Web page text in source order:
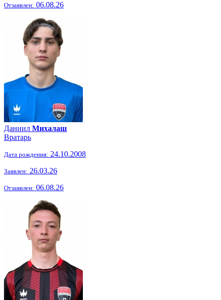
Отзаявлен: 06.08.26
Даниил Михалаш
Вратарь
Дата рождения: 24.10.2008
Заявлен: 26.03.26
Отзаявлен: 06.08.26